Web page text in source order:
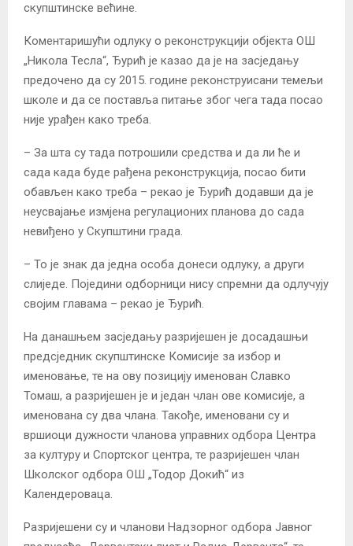
скупштинске већине.
Коментаришући одлуку о реконструкцији објекта ОШ
„Никола Тесла“, Ђурић је казао да је на засједању
предочено да су 2015. године реконструисани темељи
школе и да се поставља питање због чега тада посао
није урађен како треба.
– За шта су тада потрошили средства и да ли ће и
сада када буде рађена реконструкција, посао бити
обављен како треба – рекао је Ђурић додавши да је
неусвајање измјена регулационих планова до сада
невиђено у Скупштини града.
– То је знак да једна особа донеси одлуку, а други
слиједе. Поједини одборници нису спремни да одлучују
својим главама – рекао је Ђурић.
На данашњем засједању разријешен је досадашњи
предсједник скупштинске Комисије за избор и
именовање, те на ову позицију именован Славко
Томаш, а разријешен је и један члан ове комисије, а
именована су два члана. Такође, именовани су и
вршиоци дужности чланова управних одбора Центра
за културу и Спортског центра, те разријешен члан
Школског одбора ОШ „Тодор Докић“ из
Календероваца.
Разријешени су и чланови Надзорног одбора Јавног